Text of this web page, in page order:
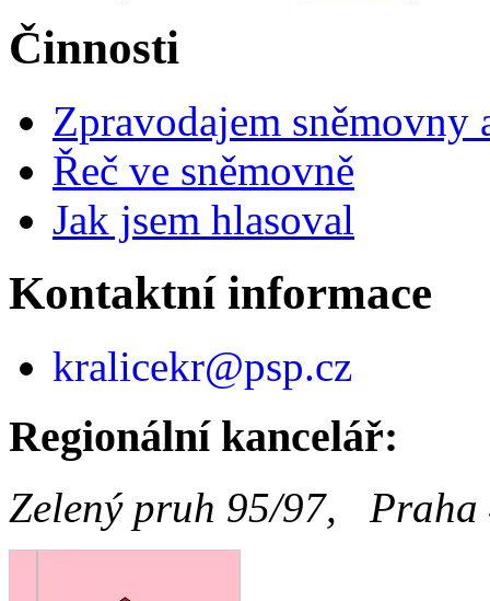
Činnosti
Zpravodajem
Řeč ve sněmovně
Jak jsem hlasoval
Kontaktní informace
kralicekr@psp.cz
Regionální kancelář:
Zelený pruh 95/97, Praha